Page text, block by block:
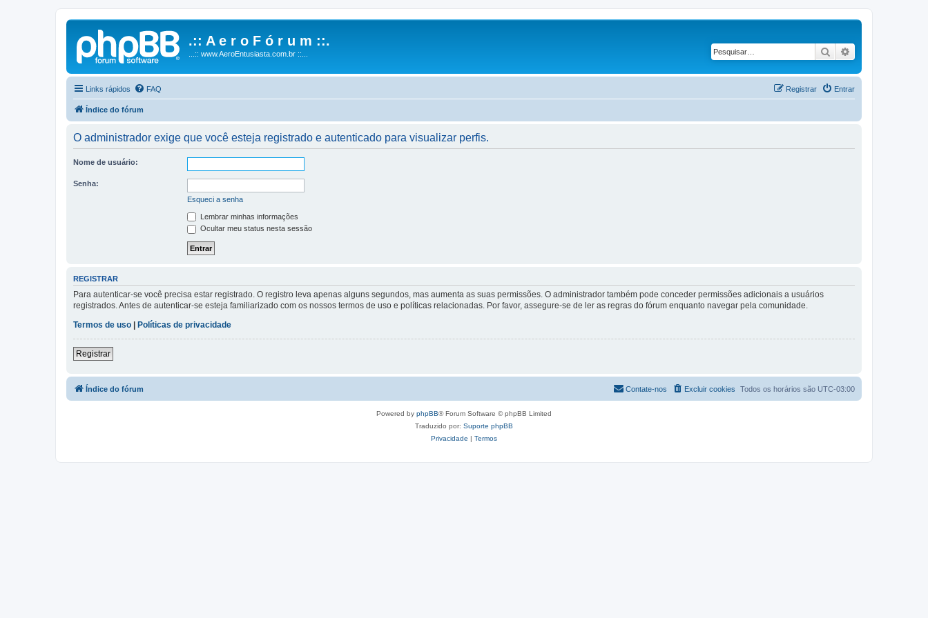
.:: A e r o F ó r u m ::.
...:: www.AeroEntusiasta.com.br ::... Pesquisar
Links rápidos FAQ Entrar
Registrar
Índice do fórum
O administrador exige que você esteja registrado e autenticado para visualizar perfis.
Nome de usuário:
Senha:
Esqueci a senha
Lembrar minhas informações
Ocultar meu status nesta sessão
REGISTRAR
Para autenticar-se você precisa estar registrado. O registro leva apenas alguns segundos, mas aumenta as suas permissões. O administrador também pode conceder permissões adicionais a usuários
registrados. Antes de autenticar-se esteja familiarizado com os nossos termos de uso e políticas relacionadas. Por favor, assegure-se de ler as regras do fórum enquanto navegar pela comunidade.
Termos de uso
Políticas de privacidade
Registrar
Índice do fórum Todos os horários são UTC-03:00
Excluir cookies
Contate-nos
Powered by phpBB® Forum Software © phpBB Limited
Traduzido por: Suporte phpBB
Privacidade | Termos